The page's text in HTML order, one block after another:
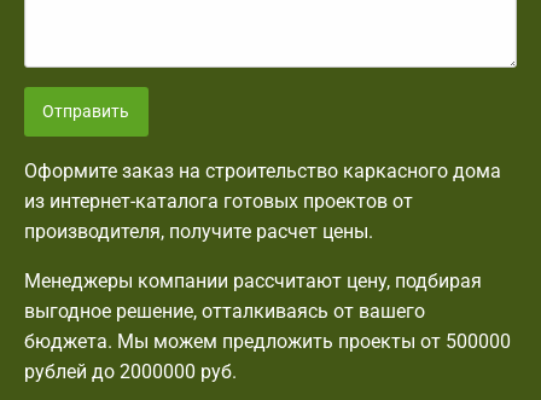
Отправить
Оформите заказ на строительство каркасного дома
из интернет-каталога готовых проектов от
производителя, получите расчет цены.
Менеджеры компании рассчитают цену, подбирая
выгодное решение, отталкиваясь от вашего
бюджета. Мы можем предложить проекты от 500000
рублей до 2000000 руб.